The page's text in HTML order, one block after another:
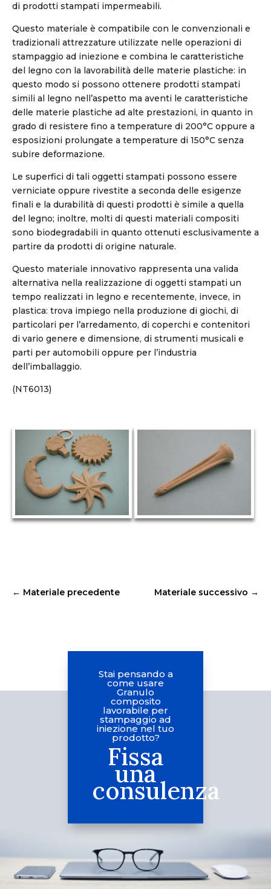
di prodotti stampati impermeabili.
Questo materiale è compatibile con le convenzionali e
tradizionali attrezzature utilizzate nelle operazioni di
stampaggio ad iniezione e combina le caratteristiche
del legno con la lavorabilità delle materie plastiche: in
questo modo si possono ottenere prodotti stampati
simili al legno nell’aspetto ma aventi le caratteristiche
delle materie plastiche ad alte prestazioni, in quanto in
grado di resistere fino a temperature di 200°C oppure a
esposizioni prolungate a temperature di 150°C senza
subire deformazione.
Le superfici di tali oggetti stampati possono essere
verniciate oppure rivestite a seconda delle esigenze
finali e la durabilità di questi prodotti è simile a quella
del legno; inoltre, molti di questi materiali compositi
sono biodegradabili in quanto ottenuti esclusivamente a
partire da prodotti di origine naturale.
Questo materiale innovativo rappresenta una valida
alternativa nella realizzazione di oggetti stampati un
tempo realizzati in legno e recentemente, invece, in
plastica: trova impiego nella produzione di giochi, di
particolari per l’arredamento, di coperchi e contenitori
di vario genere e dimensione, di strumenti musicali e
parti per automobili oppure per l’industria
dell’imballaggio.
(NT6013)
← Materiale precedente Materiale successivo →
Stai pensando a
come usare
Granulo
composito
lavorabile per
stampaggio ad
iniezione nel tuo
prodotto?
Fissa
una
consulenza